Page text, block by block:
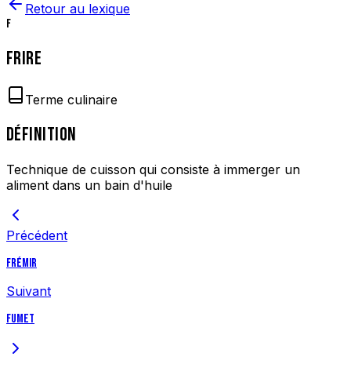
Retour au lexique
F
FRIRE
Terme culinaire
DÉFINITION
Technique de cuisson qui consiste à immerger un
aliment dans un bain d'huile
Précédent
Frémir
Suivant
Fumet